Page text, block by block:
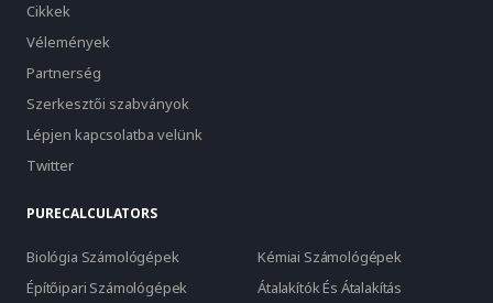
Cikkek
Vélemények
Partnerség
Szerkesztői szabványok
Lépjen kapcsolatba velünk
Twitter
PURECALCULATORS
Biológia Számológépek
Kémiai Számológépek
Építőipari Számológépek
Átalakítók És Átalakítás